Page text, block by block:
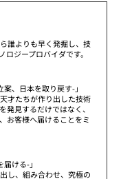
誰よりも早く発掘し、技
ジープロバイダです。
、日本を取り戻す-」
才たちが作り出した技術
発見するだけではなく、
お客様へ届けることをミ
ける-」
し、組み合わせ、究極の